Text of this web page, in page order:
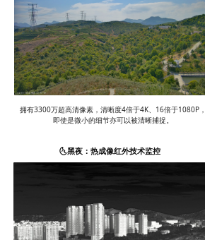
🌜黑夜：热成像红外技术监控
拥有3300万超高清像素，清晰度4倍于4K、16倍于1080P，
即使是微小的细节亦可以被清晰捕捉。